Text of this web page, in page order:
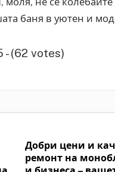
баня в уютен и
- (62 votes)
Добри цени и
ремонт на